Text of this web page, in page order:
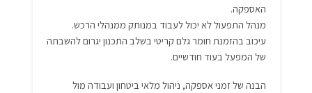
האספקה.
מנהל התפעול לא יכול לעבוד במנותק ממנהלי הרכש.
עיכוב בהזמנת חומר גלם קריטי בשלב התכנון יגרום להשבתה
של המפעל בעוד חודשיים.
הבנה של זמני אספקה, ניהול מלאי ביטחון ועבודה מול